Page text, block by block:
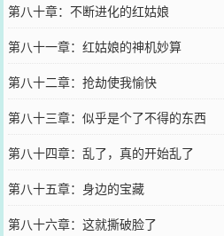
第八十章：不断进化的红姑娘
第八十一章：红姑娘的神机妙算
第八十二章：抢劫使我愉快
第八十三章：似乎是个了不得的东西
第八十四章：乱了，真的开始乱了
第八十五章：身边的宝藏
第八十六章：这就撕破脸了